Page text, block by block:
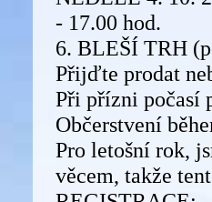
- 17.00 hod.
6. BLEŠÍ TRH
Přijďte prodat
Při přízni počasí
Občerstvení
Pro letošní rok,
věcem, takže